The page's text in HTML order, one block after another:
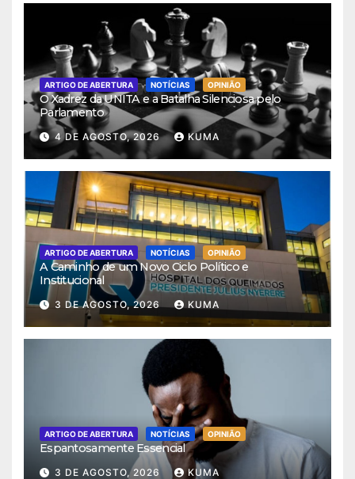
ARTIGO DE ABERTURA NOTÍCIAS OPINIÃO
O Xadrez da UNITA e a Batalha Silenciosa pelo
Parlamento
4 DE AGOSTO, 2026 KUMA
ARTIGO DE ABERTURA NOTÍCIAS OPINIÃO
A Caminho de um Novo Ciclo Político e
Institucional
3 DE AGOSTO, 2026 KUMA
ARTIGO DE ABERTURA NOTÍCIAS OPINIÃO
Espantosamente Essencial
3 DE AGOSTO, 2026 KUMA